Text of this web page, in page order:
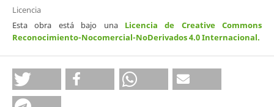
Licencia
Esta obra está bajo una Licencia de Creative Commons
Reconocimiento-Nocomercial-NoDerivados 4.0 Internacional.